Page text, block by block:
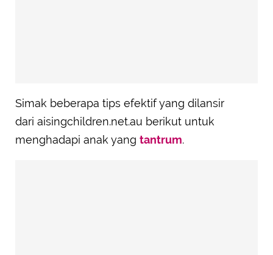
Simak beberapa tips efektif yang dilansir
dari aisingchildren.net.au berikut untuk
menghadapi anak yang tantrum.